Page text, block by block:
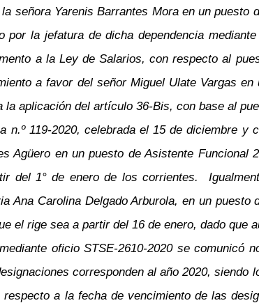
señora Yarenis Barrantes Mora en un
por la jefatura de dicha dependencia
a la Ley de Salarios, con respecto al
a favor del señor Miguel Ulate Vargas
la aplicación del artículo 36-Bis, con base al
n.º 119-2020, celebrada el 15 de diciembre y
Agüero en un puesto de Asistente
del 1° de enero de los corrientes.
Ana Carolina Delgado Arburola, en un
el rige sea a partir del 16 de enero, dado que
oficio STSE-2610-2020 se comunicó
corresponden al año 2020,
a la fecha de vencimiento de las